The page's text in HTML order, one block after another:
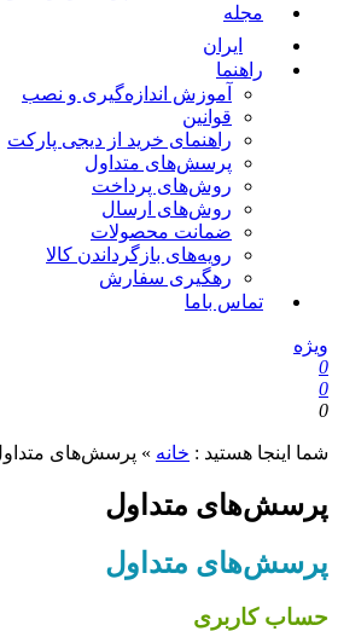
مجله
ایران
راهنما
آموزش اندازه‌گیری و نصب
قوانین
راهنمای خرید از دیجی پارکت
پرسش‌های متداول
روش‌های پرداخت
روش‌های ارسال
ضمانت محصولات
رویه‌های بازگرداندن کالا
رهگیری سفارش
تماس باما
اینجا هستید : خانه»پرسش‌های متداول
متداول
متداول
کاربری